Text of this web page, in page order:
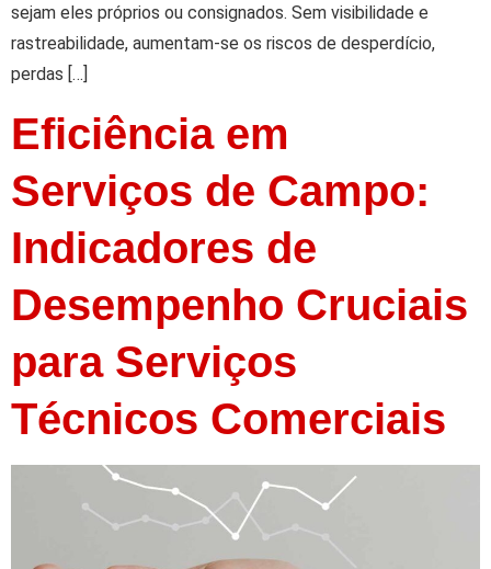
sejam eles próprios ou consignados. Sem visibilidade e
rastreabilidade, aumentam-se os riscos de desperdício,
perdas […]
Eficiência em
Serviços de Campo:
Indicadores de
Desempenho Cruciais
para Serviços
Técnicos Comerciais